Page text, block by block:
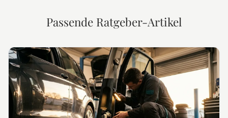
Passende Ratgeber-Artikel